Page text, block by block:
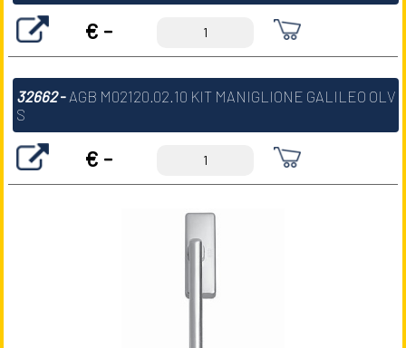
€ -
32662- AGB M02120.02.10 KIT MANIGLIONE GALILEO OLV
S
€ -